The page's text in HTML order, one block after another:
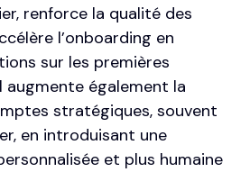
renforce la qualité des
l’onboarding en
sur les premières
augmente également la
stratégiques, souvent
en introduisant une
et plus humaine